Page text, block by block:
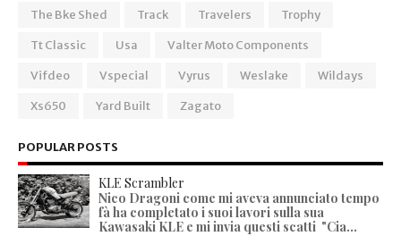
The Bke Shed
Track Travelers
Trophy
Tt Classic
Usa
Valter Moto Components
Vifdeo
Vspecial Vyrus Weslake
Wildays
Xs650
Yard Built Zagato
POPULAR POSTS
KLE Scrambler
Nico Dragoni come mi aveva annunciato tempo
fà ha completato i suoi lavori sulla sua
Kawasaki KLE e mi invia questi scatti "Cia...